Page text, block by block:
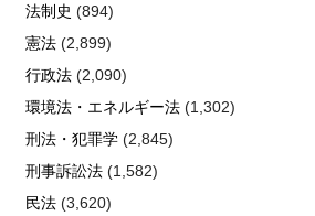
法制史 (894)
憲法(2,899)
行政法(2,090)
環境法・エネルギー法(1,302)
刑法・犯罪学(2,845)
刑事訴訟法(1,582)
民法(3,620)